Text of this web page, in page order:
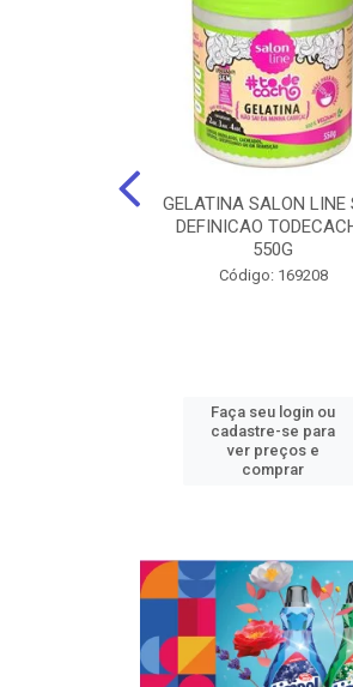
GELATINA SALON LINE
DEFINICAO
550G
Código: 169208
Faça seu login ou
cadastre-se para
ver preços e
comprar